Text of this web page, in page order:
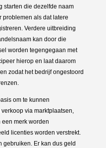
starten die dezelfde naam
problemen als dat latere
Verdere uitbreiding
kan door die
worden tegengegaan met
hierop en laat daarom
zodat het bedrijf ongestoord
om te kunnen
via marktplaatsen,
een merk worden
licenties worden verstrekt.
gebruiken. Er kan dus geld